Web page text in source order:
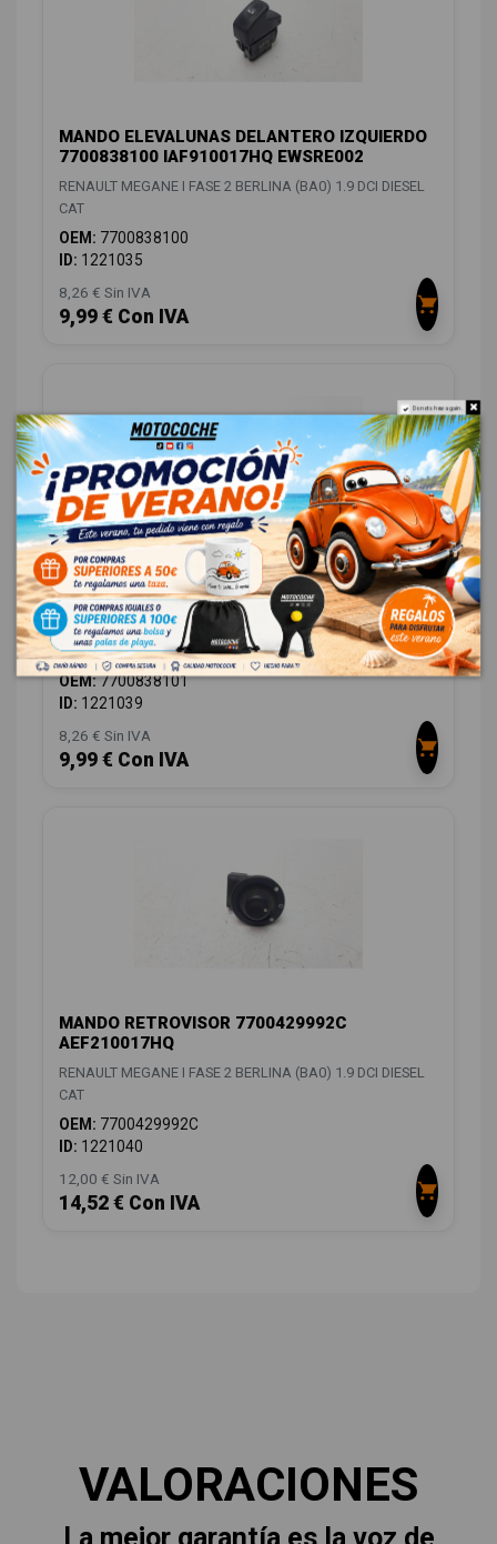
MANDO ELEVALUNAS DELANTERO IZQUIERDO
7700838100 IAF910017HQ EWSRE002
RENAULT MEGANE I FASE 2 BERLINA (BA0) 1.9 DCI DIESEL
CAT
OEM: 7700838100
ID: 1221035
8,26 € Sin IVA
9,99 € Con IVA
MANDO ELEVALUNAS DELANTERO DERECHO
7700838101 IAF320017HQ EWSRE010
RENAULT MEGANE I FASE 2 BERLINA (BA0) 1.9 DCI DIESEL
CAT
OEM:7700838101
ID: 1221039
8,26 € Sin IVA
9,99 € Con IVA
MANDO RETROVISOR 7700429992C
AEF210017HQ
RENAULT MEGANE I FASE 2 BERLINA (BA0) 1.9 DCI DIESEL
CAT
OEM: 7700429992C
ID: 1221040
12,00 € Sin IVA
14,52 € Con IVA
VALORACIONES
Do not show again.